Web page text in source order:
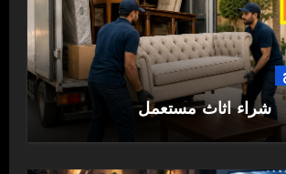
شراء اثاث مستعمل